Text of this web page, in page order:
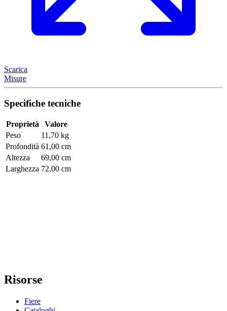
Scarica
Misure
Specifiche tecniche
Proprietà
Valore
Peso
11,70 kg
Profondità 61,00 cm
Altezza
69,00 cm
Larghezza 72,00 cm
Risorse
Fiere